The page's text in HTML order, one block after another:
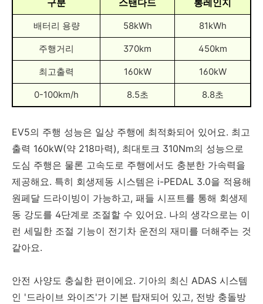
구분 스탠다드 롱레인지
배터리 용량 58kWh 81kWh
주행거리 370km 450km
최고출력 160kW 160kW
0-100km/h 8.5초 8.8초
EV5의 주행 성능은 일상 주행에 최적화되어 있어요. 최고
출력 160kW(약 218마력), 최대토크 310Nm의 성능으로
도심 주행은 물론 고속도로 주행에서도 충분한 가속력을
제공해요. 특히 회생제동 시스템은 i-PEDAL 3.0을 적용해
원페달 드라이빙이 가능하고, 패들 시프트를 통해 회생제
동 강도를 4단계로 조절할 수 있어요. 나의 생각으로는 이
런 세밀한 조절 기능이 전기차 운전의 재미를 더해주는 것
같아요.
안전 사양도 충실한 편이에요. 기아의 최신 ADAS 시스템
인 '드라이브 와이즈'가 기본 탑재되어 있고, 전방 충돌방